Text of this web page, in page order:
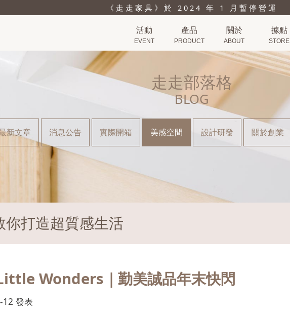
《走走家具》於 2024 年 1 月暫停營運
活動
EVENT
產品
PRODUCT
關於
ABOUT
據點
STORE
走走部落格
BLOG
新文章 消息公告 實際開箱 美感空間 設計研發 關於創業
你打造超質感生活
Wonders｜勤美誠品年末快閃
12 發表